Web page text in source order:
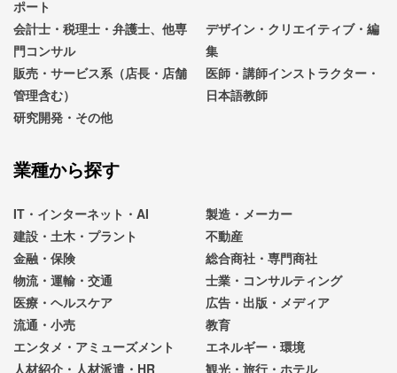
ポート
会計士・税理士・弁護士、他専
門コンサル
デザイン・クリエイティブ・編
集
販売・サービス系（店長・店舗
管理含む）
医師・講師インストラクター・
日本語教師
研究開発・その他
業種から探す
IT・インターネット・AI
製造・メーカー
建設・土木・プラント
不動産
金融・保険
総合商社・専門商社
物流・運輸・交通
士業・コンサルティング
医療・ヘルスケア
広告・出版・メディア
流通・小売
教育
エンタメ・アミューズメント
エネルギー・環境
人材紹介・人材派遣・HR
観光・旅行・ホテル